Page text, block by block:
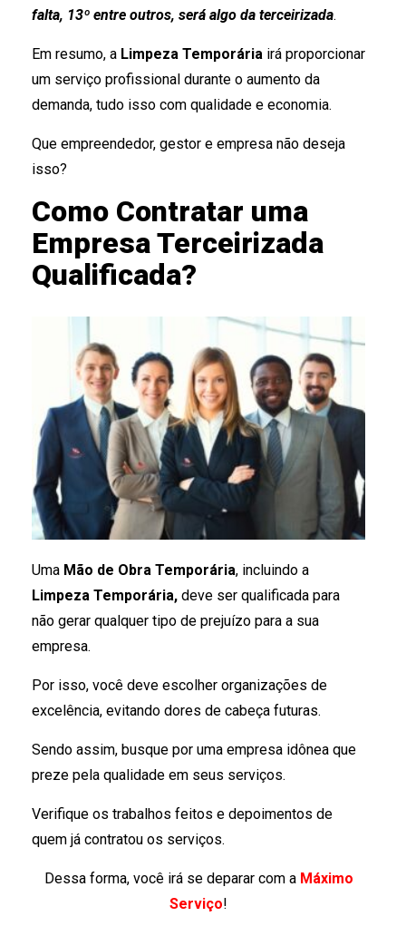
falta, 13º entre outros, será algo da terceirizada.
Em resumo, a Limpeza Temporária irá proporcionar
um serviço profissional durante o aumento da
demanda, tudo isso com qualidade e economia.
Que empreendedor, gestor e empresa não deseja
isso?
Como Contratar uma
Empresa Terceirizada
Qualificada?
Uma Mão de Obra Temporária, incluindo a
Limpeza Temporária, deve ser qualificada para
não gerar qualquer tipo de prejuízo para a sua
empresa.
Por isso, você deve escolher organizações de
excelência, evitando dores de cabeça futuras.
Sendo assim, busque por uma empresa idônea que
preze pela qualidade em seus serviços.
Verifique os trabalhos feitos e depoimentos de
quem já contratou os serviços.
Dessa forma, você irá se deparar com a Máximo
Serviço!